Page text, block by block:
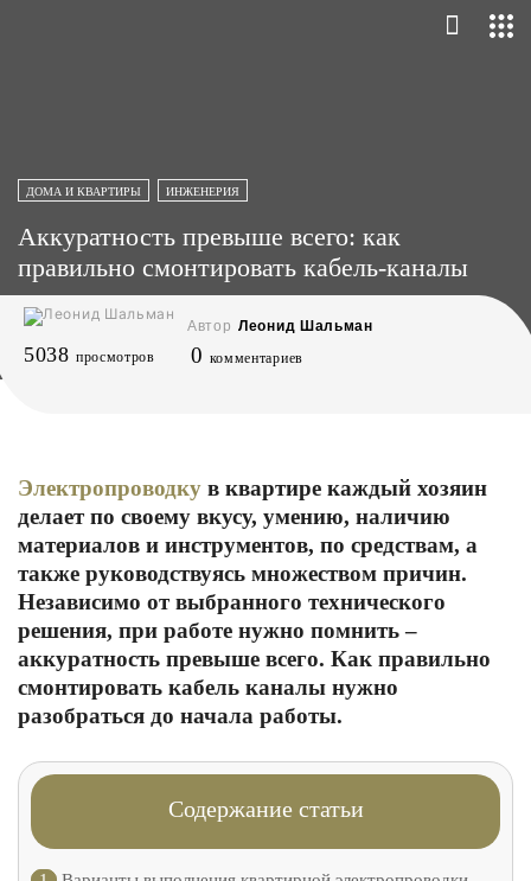
ДОМА И КВАРТИРЫ ИНЖЕНЕРИЯ
Аккуратность превыше всего: как
правильно смонтировать кабель-каналы
Автор Леонид Шальман
5038 просмотров 0 комментариев
Электропроводку в квартире каждый хозяин
делает по своему вкусу, умению, наличию
материалов и инструментов, по средствам, а
также руководствуясь множеством причин.
Независимо от выбранного технического
решения, при работе нужно помнить –
аккуратность превыше всего. Как правильно
смонтировать кабель каналы нужно
разобраться до начала работы.
Содержание статьи